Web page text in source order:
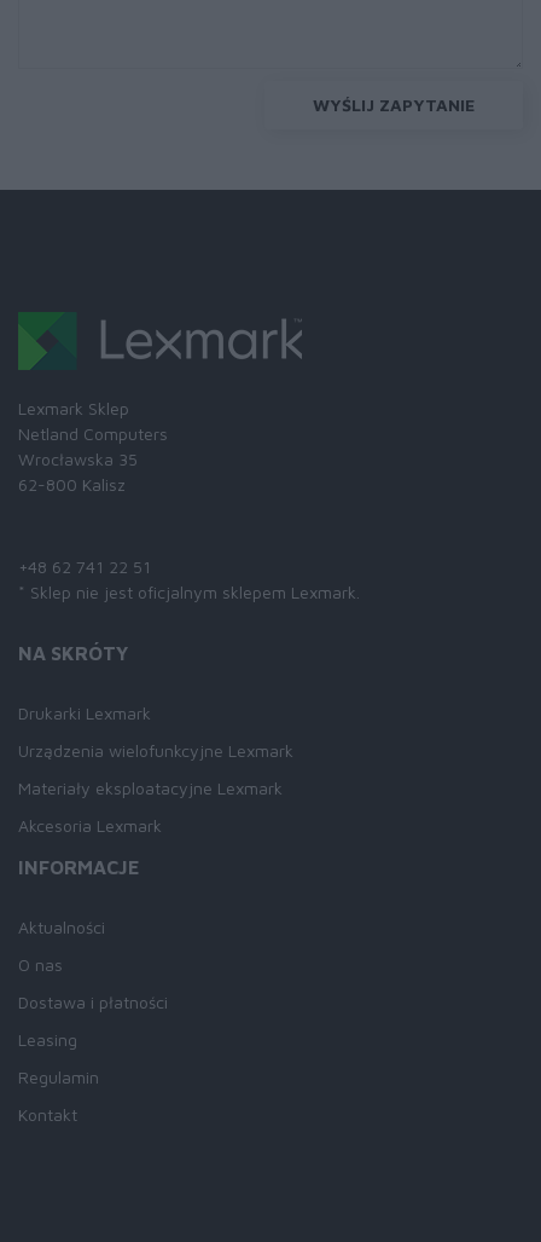
WYŚLIJ ZAPYTANIE
Lexmark Sklep
Netland Computers
Wrocławska 35
62-800 Kalisz
+48 62 741 22 51
* Sklep nie jest oficjalnym sklepem Lexmark.
NA SKRÓTY
Drukarki Lexmark
Urządzenia wielofunkcyjne Lexmark
Materiały eksploatacyjne Lexmark
Akcesoria Lexmark
INFORMACJE
Aktualności
O nas
Dostawa i płatności
Leasing
Regulamin
Kontakt